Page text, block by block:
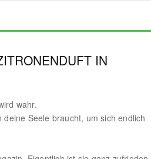
IN
wahr.
Seele braucht, um sich endlich